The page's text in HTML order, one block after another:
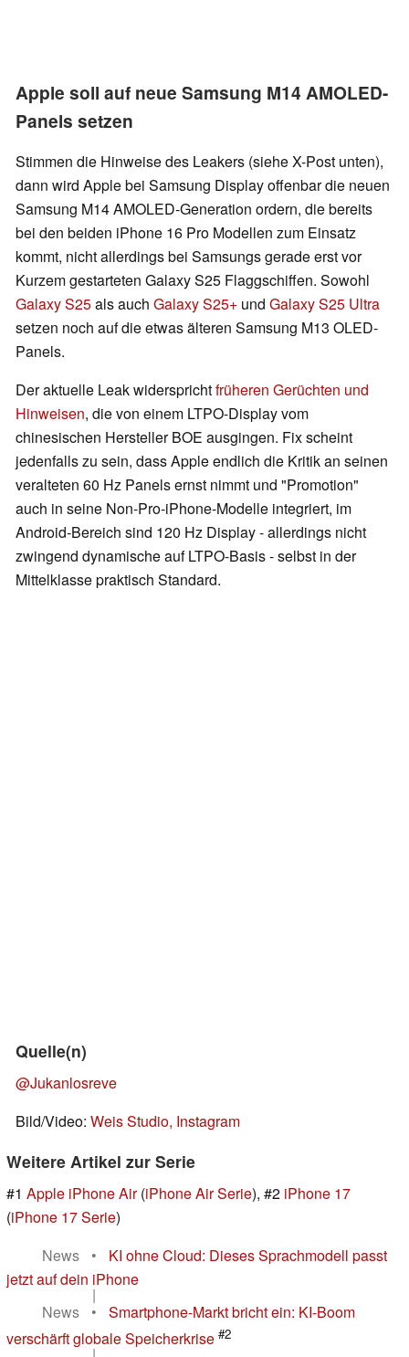
Apple soll auf neue Samsung M14 AMOLED-
Panels setzen
Stimmen die Hinweise des Leakers (siehe X-Post unten),
dann wird Apple bei Samsung Display offenbar die neuen
Samsung M14 AMOLED-Generation ordern, die bereits
bei den beiden iPhone 16 Pro Modellen zum Einsatz
kommt, nicht allerdings bei Samsungs gerade erst vor
Kurzem gestarteten Galaxy S25 Flaggschiffen. Sowohl
Galaxy S25als auch Galaxy S25+ und Galaxy S25 Ultra
setzen noch auf die etwas älteren Samsung M13 OLED-
Panels.
Der aktuelle Leak widersprichtfrüheren Gerüchten und
Hinweisen, die von einem LTPO-Display vom
chinesischen Hersteller BOE ausgingen. Fix scheint
jedenfalls zu sein, dass Apple endlich die Kritik an seinen
veralteten 60 Hz Panels ernst nimmt und "Promotion"
auch in seine Non-Pro-iPhone-Modelle integriert, im
Android-Bereich sind 120 Hz Display - allerdings nicht
zwingend dynamische auf LTPO-Basis - selbst in der
Mittelklasse praktisch Standard.
Quelle(n)
@Jukanlosreve
Bild/Video: Weis Studio, Instagram
Weitere Artikel zur Serie
#1 Apple iPhone Air(iPhone Air Serie), #2 iPhone 17
(iPhone 17 Serie)
News
•
KI ohne Cloud: Dieses Sprachmodell passt
jetzt auf dein iPhone
|
News
•
Smartphone-Markt bricht ein: KI-Boom
verschärft globale Speicherkrise #2